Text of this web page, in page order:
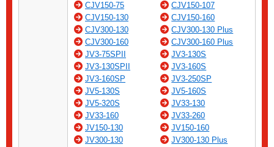
CJV150-75
CJV150-107
CJV150-130
CJV150-160
CJV300-130
CJV300-130 Plus
CJV300-160
CJV300-160 Plus
JV3-75SPII
JV3-130S
JV3-130SPII
JV3-160S
JV3-160SP
JV3-250SP
JV5-130S
JV5-160S
JV5-320S
JV33-130
JV33-160
JV33-260
JV150-130
JV150-160
JV300-130
JV300-130 Plus